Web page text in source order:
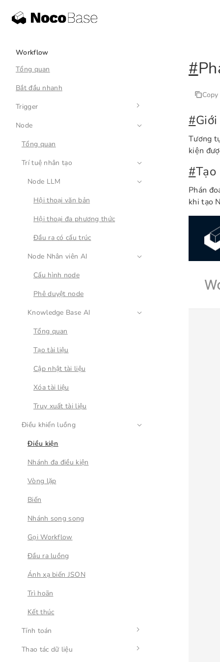
Workflow
Tổng quan
Bắt đầu nhanh
Trigger
Tổng quan
Sự kiện bảng dữ liệu
Tác vụ định kỳ
Sự kiện trước Action
Sự kiện sau Action
Sự kiện Action tùy chỉnh
Phê duyệt
Webhook
Node
Tổng quan
Trí tuệ nhân tạo
Node LLM
Hội thoại văn bản
Hội thoại đa phương thức
Đầu ra có cấu trúc
Node Nhân viên AI
Cấu hình node
Phê duyệt node
Knowledge Base AI
Tổng quan
Tạo tài liệu
Cập nhật tài liệu
Xóa tài liệu
Truy xuất tài liệu
Điều khiển luồng
Điều kiện
Nhánh đa điều kiện
Vòng lặp
Biến
Nhánh song song
Gọi Workflow
Đầu ra luồng
Ánh xạ biến JSON
Trì hoãn
Kết thúc
Tính toán
Tính toán
Thao tác dữ liệu
#
#
Tương
kiện
#Tạo
Phán
khi tạo